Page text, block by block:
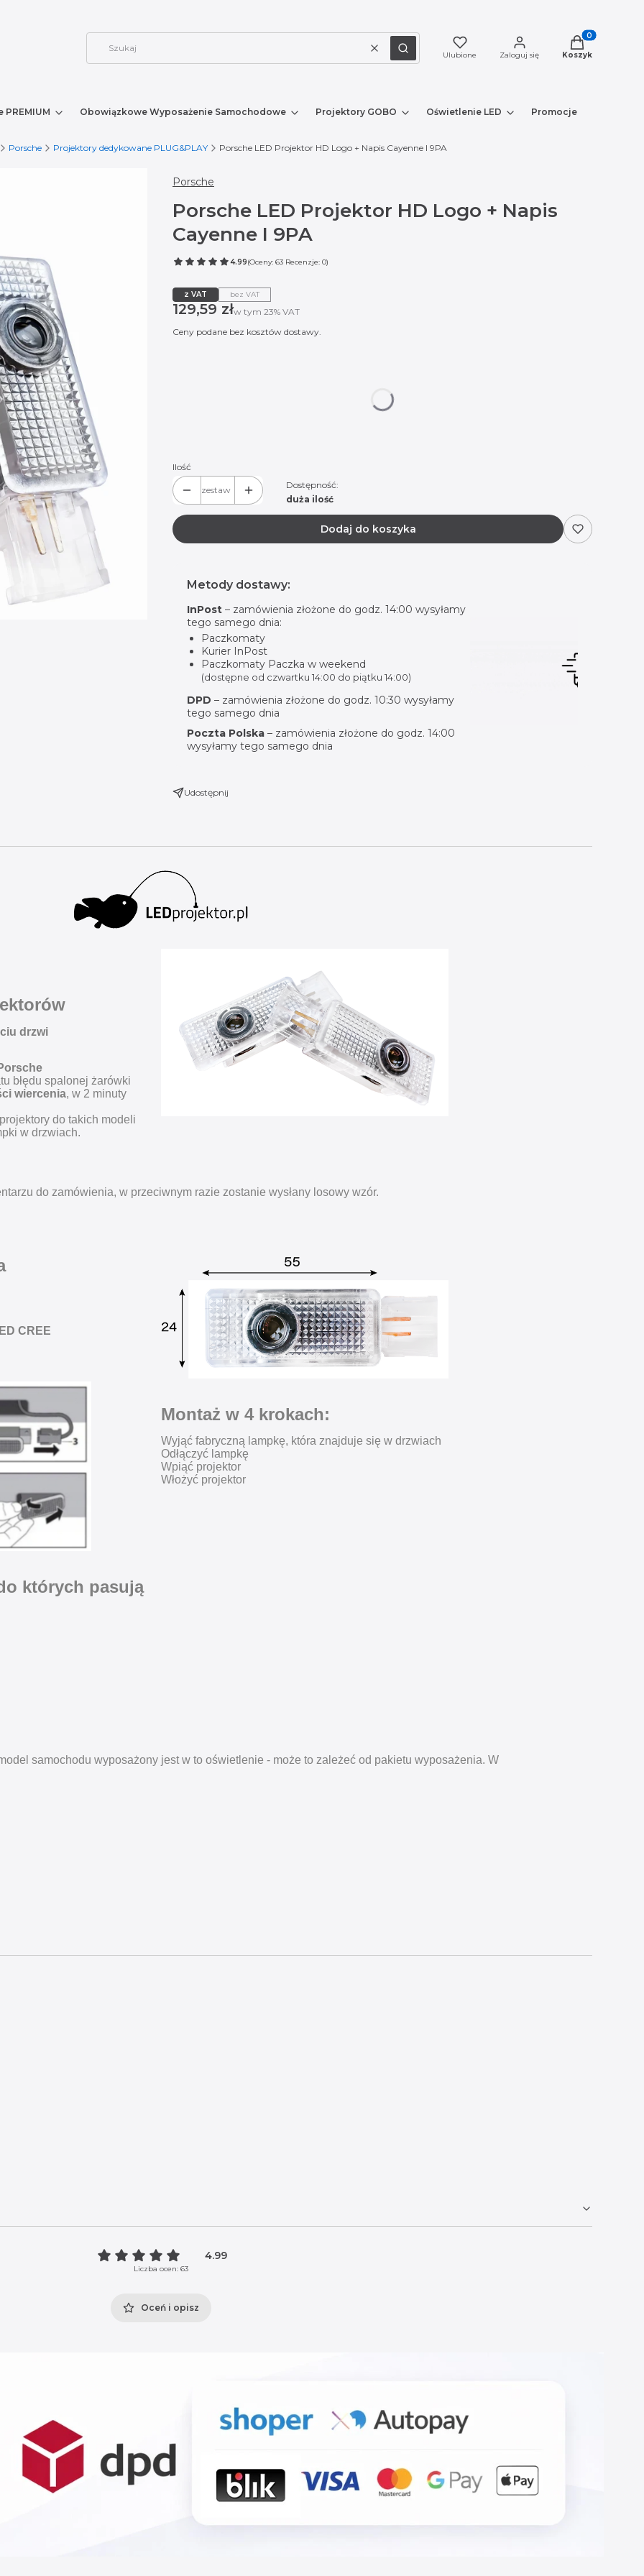
WyczyśćSzukaj Ulubione Zaloguj się
Produkty w
Koszyk
Obowiązkowe Wyposażenie Samochodowe Projektory GOBO Oświetlenie LED Promocje
Porsche Projektory dedykowane PLUG&PLAY Porsche LED Projektor HD Logo + Napis Cayenne I 9PA
Porsche
Porsche LED Projektor HD Logo + Napis
Cayenne I 9PA
4.99(Oceny: 63 Recenzje: 0)
z VAT bez VAT
Cena
129,59 złw tym 23% VAT
w tym 23% VAT
Ceny podane bez kosztów dostawy.
Ilość
zestaw
Dostępność:
duża ilość
Dodaj do koszyka
Metody dostawy:
InPost – zamówienia złożone do godz. 14:00 wysyłamy
tego samego dnia:
Paczkomaty
Kurier InPost
Paczkomaty Paczka w weekend
(dostępne od czwartku 14:00 do piątku 14:00)
DPD – zamówienia złożone do godz. 10:30 wysyłamy
tego samego dnia
Poczta Polska – zamówienia złożone do godz. 14:00
wysyłamy tego samego dnia
Udostępnij
drzwi
błędu spalonej żarówki
wiercenia, w 2 minuty
do takich modeli
w drzwiach.
do zamówienia, w przeciwnym razie zostanie wysłany losowy wzór.
CREE
Montaż w 4 krokach:
Wyjąć fabryczną lampkę, która znajduje się w drzwiach
Odłączyć lampkę
Wpiąć projektor
Włożyć projektor
których pasują
samochodu wyposażony jest w to oświetlenie - może to zależeć od pakietu wyposażenia. W
4.99
Liczba ocen: 63
Oceń i opisz